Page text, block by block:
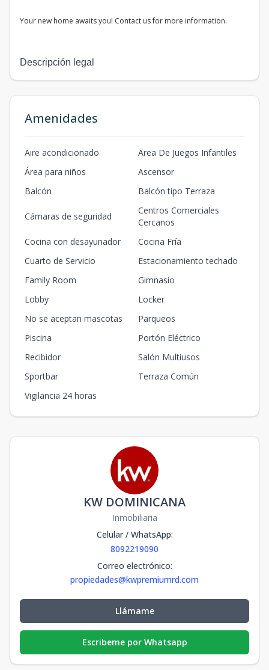
Your new home awaits you! Contact us for more information.
Descripción legal
Amenidades
Aire acondicionado
Area De Juegos Infantiles
Área para niños
Ascensor
Balcón
Balcón tipo Terraza
Cámaras de seguridad
Centros Comerciales
Cercanos
Cocina con desayunador
Cocina Fría
Cuarto de Servicio
Estacionamiento techado
Family Room
Gimnasio
Lobby
Locker
No se aceptan mascotas
Parqueos
Piscina
Portón Eléctrico
Recibidor
Salón Multiusos
Sportbar
Terraza Común
Vigilancia 24 horas
KW DOMINICANA
Inmobiliaria
Celular / WhatsApp:
8092219090
Correo electrónico:
propiedades@kwpremiumrd.com
Llámame
Escribeme por Whatsapp